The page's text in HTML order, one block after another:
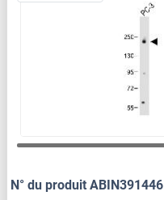
N° du produit ABIN391446